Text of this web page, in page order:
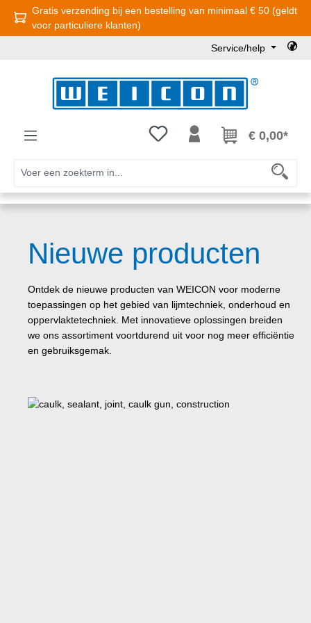
Ga naar de hoofdinhoud
Gratis verzending bij een bestelling van minimaal € 50 (geldt
voor particuliere klanten)
Service/help
Je hebt 0 items op je€ 0,00*
Nieuwe producten
Ontdek de nieuwe producten van WEICON voor moderne
toepassingen op het gebied van lijmtechniek, onderhoud en
oppervlaktetechniek. Met innovatieve oplossingen breiden
we ons assortiment voortdurend uit voor nog meer efficiëntie
en gebruiksgemak.